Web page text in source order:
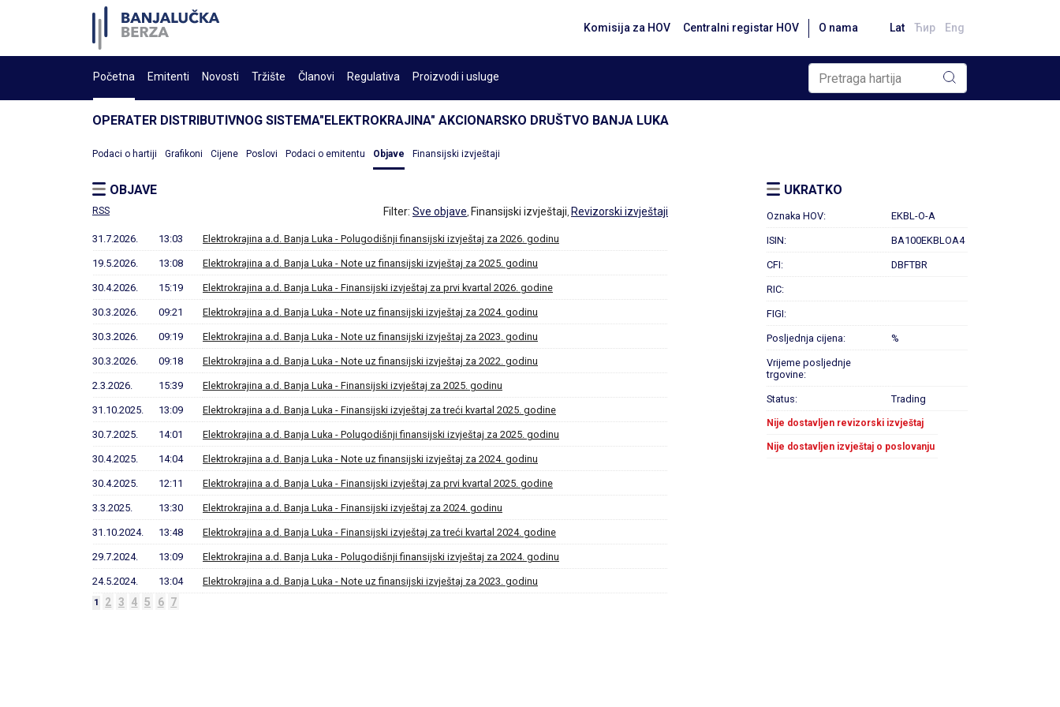
Komisija za HOV Centralni registar HOV O nama Lat Ћир Eng
Početna Emitenti Novosti Tržište Članovi Regulativa Proizvodi i usluge
OPERATER DISTRIBUTIVNOG SISTEMA"ELEKTROKRAJINA" AKCIONARSKO DRUŠTVO BANJA LUKA
Podaci o hartiji Grafikoni Cijene Poslovi Podaci o emitentu Objave Finansijski izvještaji
OBJAVE
RSS Filter: Sve objave, Finansijski izvještaji, Revizorski izvještaji
31.7.2026. 13:03 Elektrokrajina a.d. Banja Luka - Polugodišnji finansijski izvještaj za 2026. godinu
19.5.2026. 13:08 Elektrokrajina a.d. Banja Luka - Note uz finansijski izvještaj za 2025. godinu
30.4.2026. 15:19 Elektrokrajina a.d. Banja Luka - Finansijski izvještaj za prvi kvartal 2026. godine
30.3.2026. 09:21 Elektrokrajina a.d. Banja Luka - Note uz finansijski izvještaj za 2024. godinu
30.3.2026. 09:19 Elektrokrajina a.d. Banja Luka - Note uz finansijski izvještaj za 2023. godinu
30.3.2026. 09:18 Elektrokrajina a.d. Banja Luka - Note uz finansijski izvještaj za 2022. godinu
2.3.2026. 15:39 Elektrokrajina a.d. Banja Luka - Finansijski izvještaj za 2025. godinu
31.10.2025. 13:09 Elektrokrajina a.d. Banja Luka - Finansijski izvještaj za treći kvartal 2025. godine
30.7.2025. 14:01 Elektrokrajina a.d. Banja Luka - Polugodišnji finansijski izvještaj za 2025. godinu
30.4.2025. 14:04 Elektrokrajina a.d. Banja Luka - Note uz finansijski izvještaj za 2024. godinu
30.4.2025. 12:11 Elektrokrajina a.d. Banja Luka - Finansijski izvještaj za prvi kvartal 2025. godine
3.3.2025. 13:30 Elektrokrajina a.d. Banja Luka - Finansijski izvještaj za 2024. godinu
31.10.2024. 13:48 Elektrokrajina a.d. Banja Luka - Finansijski izvještaj za treći kvartal 2024. godine
29.7.2024. 13:09 Elektrokrajina a.d. Banja Luka - Polugodišnji finansijski izvještaj za 2024. godinu
24.5.2024. 13:04 Elektrokrajina a.d. Banja Luka - Note uz finansijski izvještaj za 2023. godinu
1 2 3 4 5 6 7
UKRATKO
Oznaka HOV: EKBL-O-A
ISIN: BA100EKBLOA4
CFI: DBFTBR
RIC:
FIGI:
Posljednja cijena: %
Vrijeme posljednje
trgovine:
Status: Trading
Nije dostavljen revizorski izvještaj
Nije dostavljen izvještaj o poslovanju